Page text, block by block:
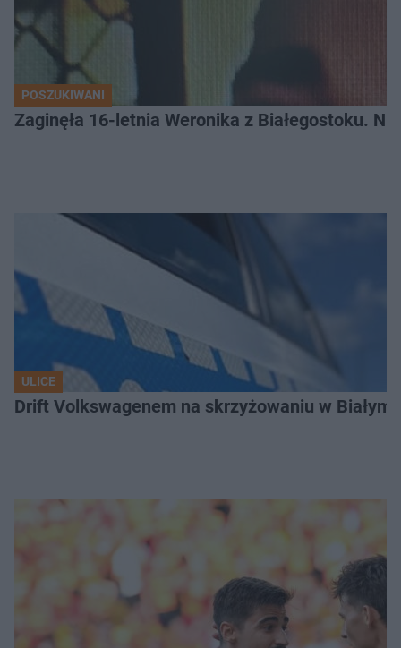
POSZUKIWANI
Zaginęła 16-letnia Weronika z Białegostoku.
ULICE
Drift Volkswagenem na skrzyżowaniu w